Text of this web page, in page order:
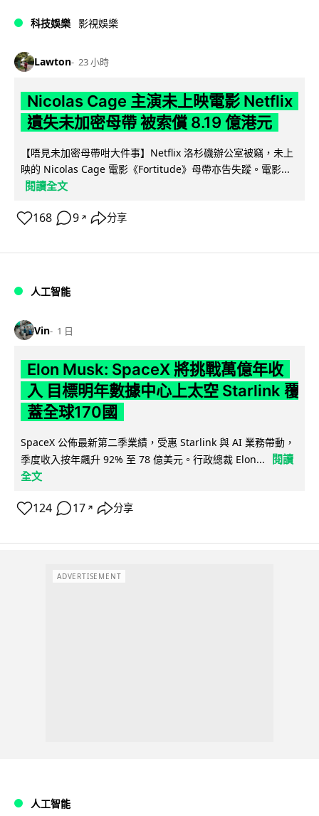
科技娛樂 影視娛樂
Lawton 23 小時
Nicolas Cage 主演未上映電影 Netflix
遺失未加密母帶 被索償 8.19 億港元
【唔見未加密母帶咁大件事】Netflix 洛杉磯辦公室被竊，未上
映的 Nicolas Cage 電影《Fortitude》母帶亦告失蹤。電影...
閱讀全文
168 9 ↗ 分享
人工智能
Vin 1 日
Elon Musk: SpaceX 將挑戰萬億年收
入 目標明年數據中心上太空 Starlink 覆
蓋全球170國
SpaceX 公佈最新第二季業績，受惠 Starlink 與 AI 業務帶動，
季度收入按年飆升 92% 至 78 億美元。行政總裁 Elon...
閱讀
全文
124 17 ↗ 分享
ADVERTISEMENT
人工智能